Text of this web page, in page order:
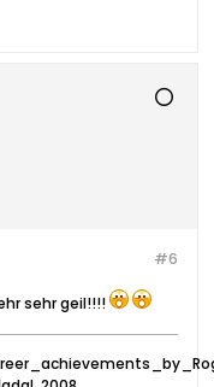
#6
sehr geil!!!!